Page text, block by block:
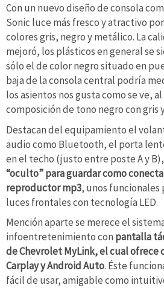
Con un nuevo diseño de consola
Sonic luce más fresco y atractivo
colores gris, negro y metálico. La
mejoró, los plásticos en general se
sólo el de color negro situado en
baja de la consola central podría
los asientos nos gusta como se ve,
composición de tono negro con gris
Destacan del equipamiento el
audio como Bluetooth, el porta
en el techo (justo entre poste A y B),
“oculto” para guardar como
reproductor mp3, unos funcionales
luces frontales con tecnología LED.
Mención aparte se merece el
infoentretenimiento con pantalla
de Chevrolet MyLink, el cual ofrece
Carplay y Android Auto. Éste
fácil de usar, amigable como